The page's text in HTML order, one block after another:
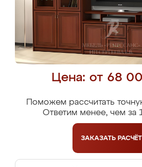
Цена: от 68
Поможем рассчитать
Ответим менее, чем за
ЗАКАЗАТЬ РАСЧЁТ